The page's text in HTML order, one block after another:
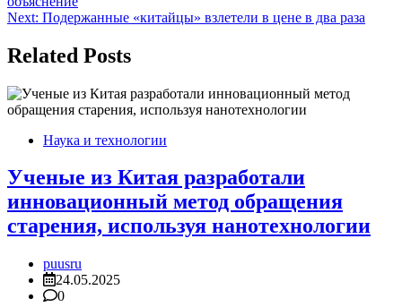
по
Next: Подержанные «китайцы» взлетели в цене в два раза
Related Posts
Наука и технологии
Ученые из Китая разработали
инновационный метод обращения
старения, используя нанотехнологии
puusru
24.05.2025
0